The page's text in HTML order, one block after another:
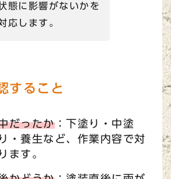
態に影響がないかを
応します。
すること
だったか：下塗り・中塗
・養生など、作業内容で対
ます。